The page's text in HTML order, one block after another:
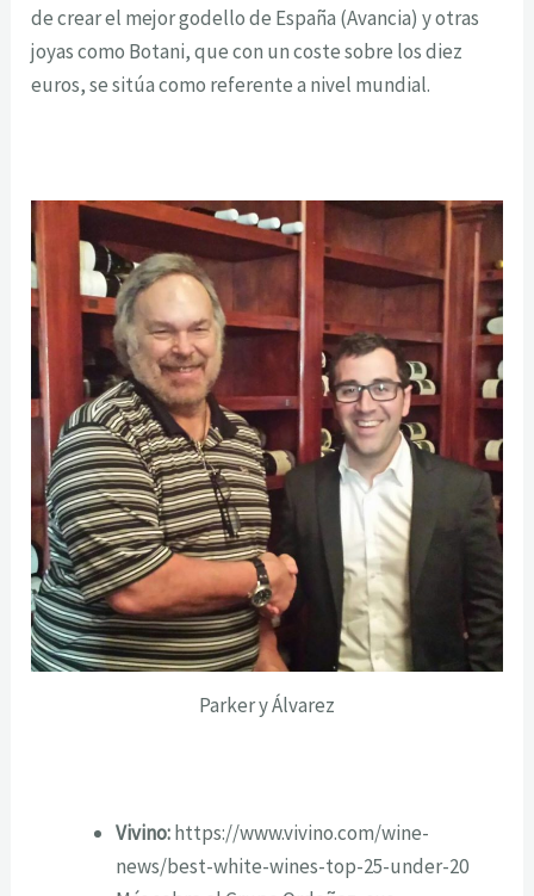
de crear el mejor godello de España (Avancia) y otras
joyas como Botani, que con un coste sobre los diez
euros, se sitúa como referente a nivel mundial.
Parker y Álvarez
Vivino:https://www.vivino.com/wine-
news/best-white-wines-top-25-under-20